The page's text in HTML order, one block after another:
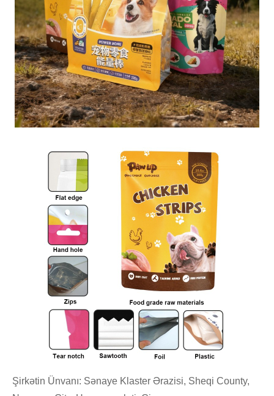
Şirkətin Ünvanı: Sənaye Klaster Ərazisi, Sheqi County,